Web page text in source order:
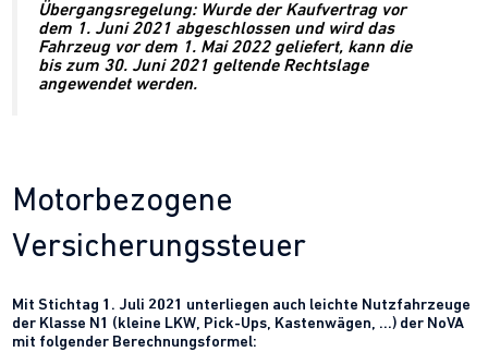
Übergangsregelung:Wurde der Kaufvertrag vor
dem 1. Juni 2021 abgeschlossen und wird das
Fahrzeug vor dem 1. Mai 2022 geliefert, kann die
bis zum 30. Juni 2021 geltende Rechtslage
angewendet werden.
Motorbezogene
Versicherungssteuer
Mit Stichtag 1. Juli 2021 unterliegen auch leichte Nutzfahrzeuge
der Klasse N1 (kleine LKW, Pick-Ups, Kastenwägen, …) der NoVA
mit folgender Berechnungsformel: